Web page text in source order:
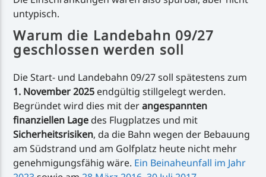
untypisch.
Warum die Landebahn 09/27
geschlossen werden soll
Die Start- und Landebahn 09/27 soll spätestens zum
1. November 2025 endgültig stillgelegt werden.
Begründet wird dies mit derangespannten
finanziellen Lage des Flugplatzes und mit
Sicherheitsrisiken, da die Bahn wegen der Bebauung
am Südstrand und am Golfplatz heute nicht mehr
genehmigungsfähig wäre. Ein Beinaheunfall im Jahr